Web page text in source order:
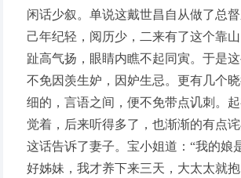
闲话少叙。单说这戴世昌自从做了总
己年纪轻，阅历少，二来有了这个靠
趾高气扬，眼睛内瞧不起同寅。于是
不免因羡生妒，因妒生忌。更有几个
细的，言语之间，便不免带点讥刺。
觉着，后来听得多了，也渐渐的有点
这话告诉了妻子。宝小姐道：“我的娘
好姊妹，我才养下来三天，大太太就